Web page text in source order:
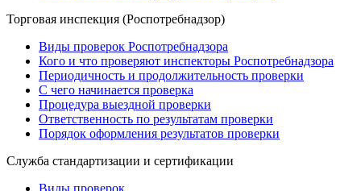
Торговая инспекция (Роспотребнадзор)
Виды проверок Роспотребнадзора
Кого и что проверяют инспекторы Роспотребнадзора
Периодичность и продолжительность проверки
С чего начинается проверка
Процедура выездной проверки
Ответственность по результатам проверки
Порядок оформления результатов проверки
Служба стандартизации и сертификации